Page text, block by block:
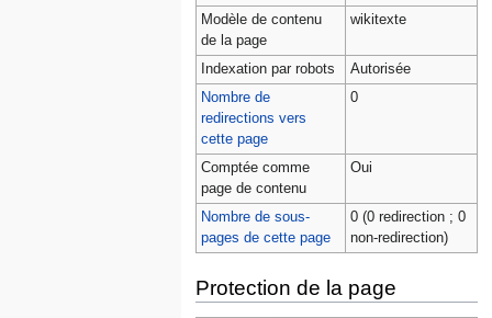
Modèle de contenu
de la page
wikitexte
Indexation par robots
Autorisée
Nombre de
redirections vers
cette page
0
Comptée comme
page de contenu
Oui
Nombre de sous-
pages de cette page
0 (0 redirection ; 0
non-redirection)
Protection de la page